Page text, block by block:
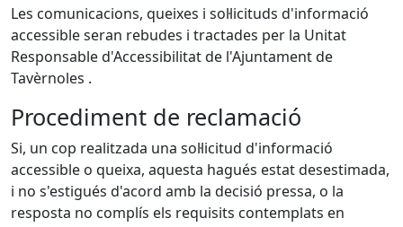
Les comunicacions, queixes i sol·licituds d'informació
accessible seran rebudes i tractades per la Unitat
Responsable d'Accessibilitat de l'Ajuntament de
Tavèrnoles .
Procediment de reclamació
Si, un cop realitzada una sol·licitud d'informació
accessible o queixa, aquesta hagués estat desestimada,
i no s'estigués d'acord amb la decisió pressa, o la
resposta no complís els requisits contemplats en